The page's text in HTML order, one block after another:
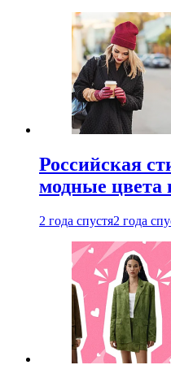
Российская
модные цвета
2 года спустя2 года